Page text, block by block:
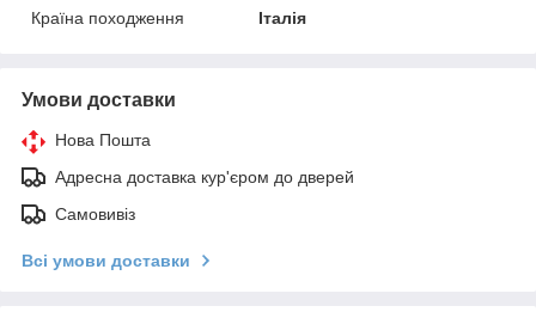
Країна походження
Італія
Умови доставки
Нова Пошта
Адресна доставка кур'єром до дверей
Самовивіз
Всі умови доставки